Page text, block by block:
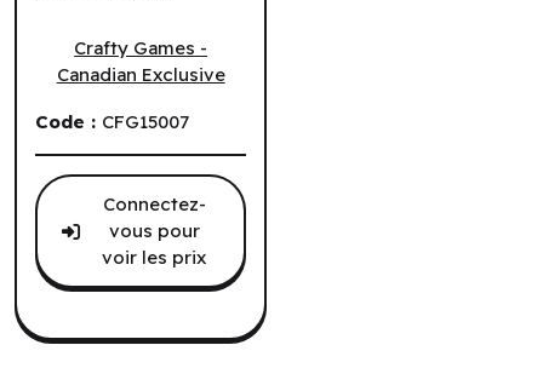
Crafty Games -
Canadian Exclusive
Code : CFG15007
Connectez-
vous pour
voir les prix